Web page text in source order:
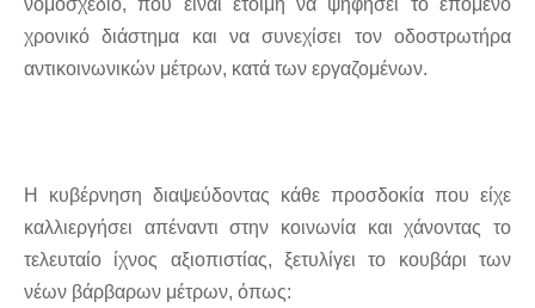
νομοσχέδιο, που είναι έτοιμη να ψηφήσει το επόμενο
χρονικό διάστημα και να συνεχίσει τον οδοστρωτήρα
αντικοινωνικών μέτρων, κατά των εργαζομένων.
Η κυβέρνηση διαψεύδοντας κάθε προσδοκία που είχε
καλλιεργήσει απέναντι στην κοινωνία και χάνοντας το
τελευταίο ίχνος αξιοπιστίας, ξετυλίγει το κουβάρι των
νέων βάρβαρων μέτρων, όπως: